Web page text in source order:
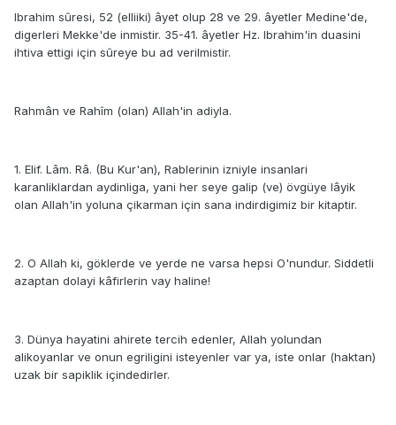
Ibrahim sûresi, 52 (elliiki) âyet olup 28 ve 29. âyetler Medine'de,
digerleri Mekke'de inmistir. 35-41. âyetler Hz. Ibrahim'in duasini
ihtiva ettigi için sûreye bu ad verilmistir.
Rahmân ve Rahîm (olan) Allah'in adiyla.
1. Elif. Lâm. Râ. (Bu Kur'an), Rablerinin izniyle insanlari
karanliklardan aydinliga, yani her seye galip (ve) övgüye lâyik
olan Allah'in yoluna çikarman için sana indirdigimiz bir kitaptir.
2. O Allah ki, göklerde ve yerde ne varsa hepsi O'nundur. Siddetli
azaptan dolayi kâfirlerin vay haline!
3. Dünya hayatini ahirete tercih edenler, Allah yolundan
alikoyanlar ve onun egriligini isteyenler var ya, iste onlar (haktan)
uzak bir sapiklik içindedirler.